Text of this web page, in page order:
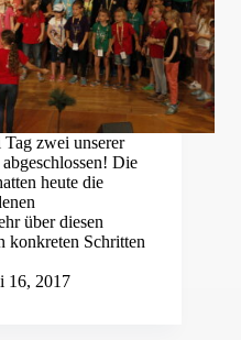
zwei unserer
Die
heute die
über diesen
konkreten Schritten
16, 2017